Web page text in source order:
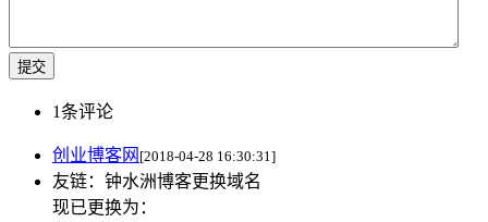
1条评论
创业博客网 [2018-04-28 16:30:31]
友链：钟水洲博客更换域名
现已更换为：